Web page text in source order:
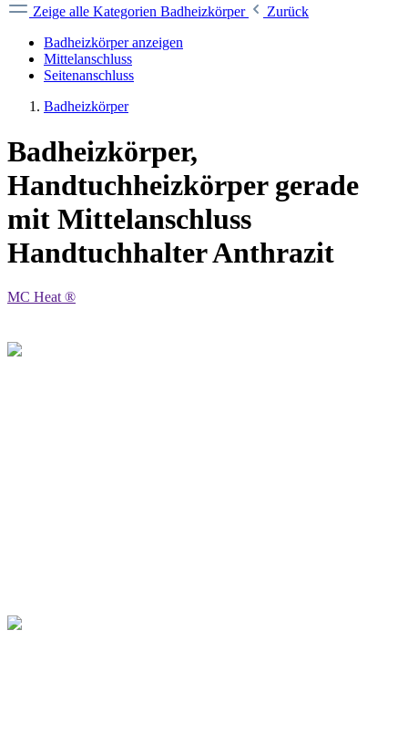
Zeige alle Kategorien Badheizkörper
Zurück
Badheizkörper anzeigen
Mittelanschluss
Seitenanschluss
Badheizkörper
Badheizkörper,
Handtuchheizkörper gerade
mit Mittelanschluss
Handtuchhalter Anthrazit
MC Heat ®